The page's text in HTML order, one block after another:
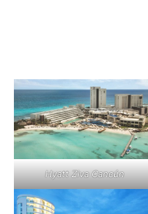
Hyatt Ziva Cancún